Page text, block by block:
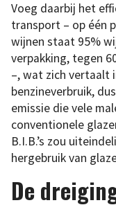
Voeg daarbij het
transport – op één
wijnen staat 95%
verpakking, tegen
–, wat zich vertaalt
benzineverbruik,
emissie die vele
conventionele
B.I.B.’s zou
hergebruik van
De